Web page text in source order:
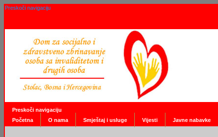
Preskoči navigaciju
Preskoči navigaciju
Početna
O nama Smještaj i usluge Vijesti Javne nabavke